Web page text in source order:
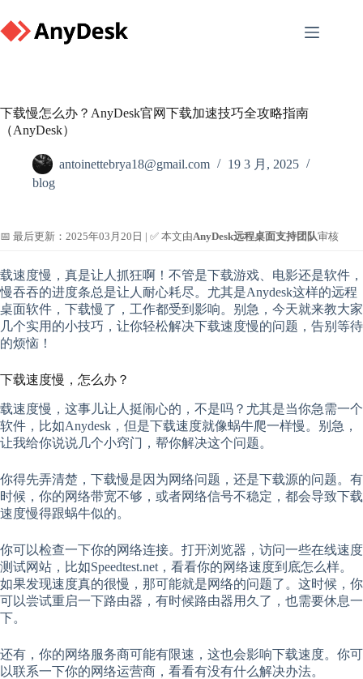
to
content
下载慢怎么办？AnyDesk官网下载加速技巧全攻略指南
（AnyDesk）
antoinettebrya18@gmail.com
19 3 月, 2025
blog
📅 最后更新：2025年03月20日 | ✅ 本文由AnyDesk远程桌面支持团队审核
载速度慢，真是让人抓狂啊！不管是下载游戏、电影还是软件，
慢吞吞的进度条总是让人耐心耗尽。尤其是Anydesk这样的远程
桌面软件，下载慢了，工作都受到影响。别急，今天就来教大家
几个实用的小技巧，让你轻松解决下载速度慢的问题，告别等待
的烦恼！
下载速度慢，怎么办？
载速度慢，这事儿让人挺闹心的，不是吗？尤其是当你急需一个
软件，比如Anydesk，但是下载速度就像蜗牛爬一样慢。别急，
让我给你说说几个小窍门，帮你解决这个问题。
你得先弄清楚，下载慢是因为网络问题，还是下载源的问题。有
时候，你的网络带宽不够，或者网络信号不稳定，都会导致下载
速度慢得跟蜗牛似的。
你可以检查一下你的网络连接。打开浏览器，访问一些在线速度
测试网站，比如Speedtest.net，看看你的网络速度到底怎么样。
如果发现速度真的很慢，那可能就是网络的问题了。这时候，你
可以尝试重启一下路由器，有时候路由器用久了，也需要休息一
下。
还有，你的网络服务商可能有限速，这也会影响下载速度。你可
以联系一下你的网络运营商，看看有没有什么解决办法。